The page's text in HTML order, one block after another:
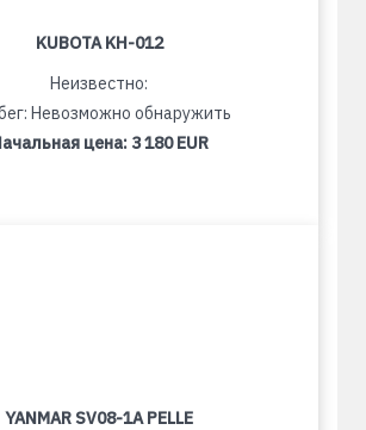
KUBOTA KH-012
Неизвестно:
Невозможно обнаружить
цена: 3 180 EUR
YANMAR SV08-1A PELLE